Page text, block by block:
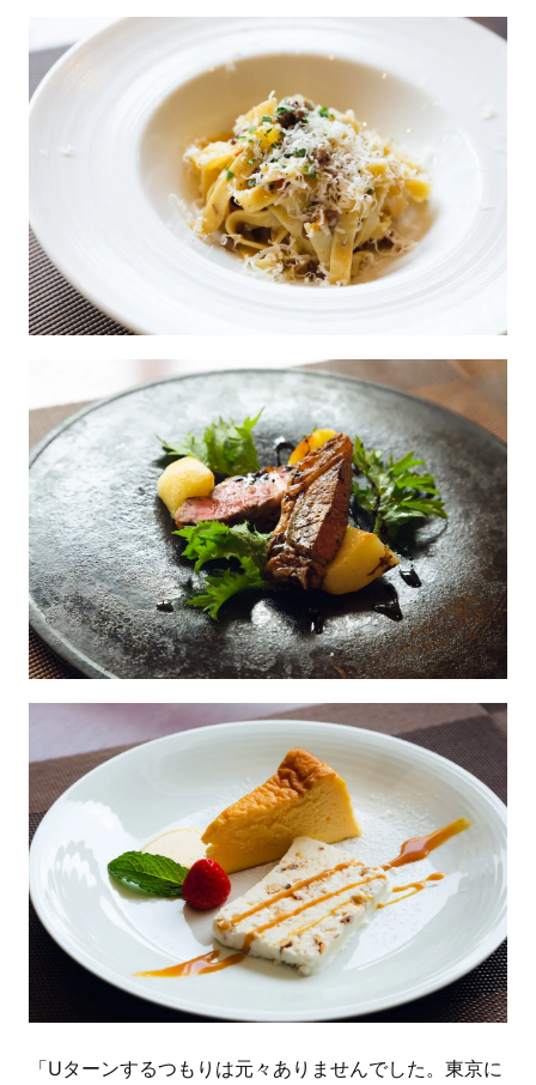
「Uターンするつもりは元々ありませんでした。東京に